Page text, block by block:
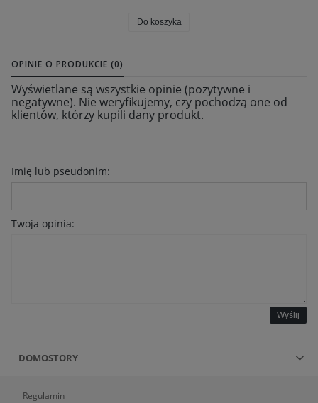
Do koszyka
OPINIE O PRODUKCIE (0)
Wyświetlane są wszystkie opinie (pozytywne i
negatywne). Nie weryfikujemy, czy pochodzą one od
klientów, którzy kupili dany produkt.
Imię lub pseudonim:
Twoja opinia:
Wyślij
DOMOSTORY
Regulamin